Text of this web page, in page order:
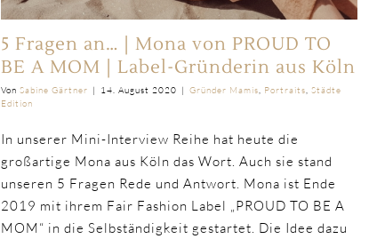
5 Fragen an… | Mona von PROUD TO
BE A MOM | Label-Gründerin aus Köln
Von Sabine Gärtner | 14. August 2020 | Gründer Mamis, Portraits, Städte
Edition
In unserer Mini-Interview Reihe hat heute die
großartige Mona aus Köln das Wort. Auch sie stand
unseren 5 Fragen Rede und Antwort. Mona ist Ende
2019 mit ihrem Fair Fashion Label „PROUD TO BE A
MOM“ in die Selbständigkeit gestartet. Die Idee dazu